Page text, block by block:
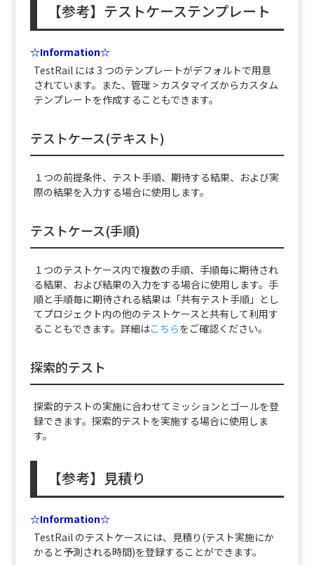
【参考】テストケーステンプレート
☆Information☆
TestRail には 3 つのテンプレートがデフォルトで用意
されています。また、管理 > カスタマイズからカスタム
テンプレートを作成することもできます。
テストケース(テキスト)
１つの前提条件、テスト手順、期待する結果、および実
際の結果を入力する場合に使用します。
テストケース(手順)
１つのテストケース内で複数の手順、手順毎に期待され
る結果、および結果の入力をする場合に使用します。手
順と手順毎に期待される結果は「共有テスト手順」とし
てプロジェクト内の他のテストケースと共有して利用す
ることもできます。詳細はこちらをご確認ください。
探索的テスト
探索的テストの実施に合わせてミッションとゴールを登
録できます。探索的テストを実施する場合に使用しま
す。
【参考】見積り
☆Information☆
TestRail のテストケースには、見積り(テスト実施にか
かると予測される時間)を登録することができます。